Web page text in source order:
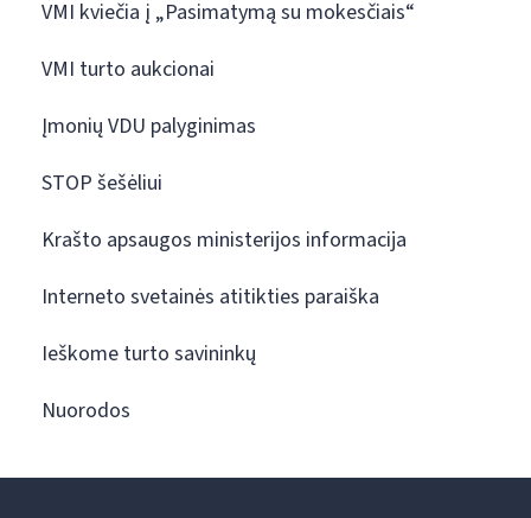
VMI kviečia į „Pasimatymą su mokesčiais“
VMI turto aukcionai
Įmonių VDU palyginimas
STOP šešėliui
Krašto apsaugos ministerijos informacija
Interneto svetainės atitikties paraiška
Ieškome turto savininkų
Nuorodos